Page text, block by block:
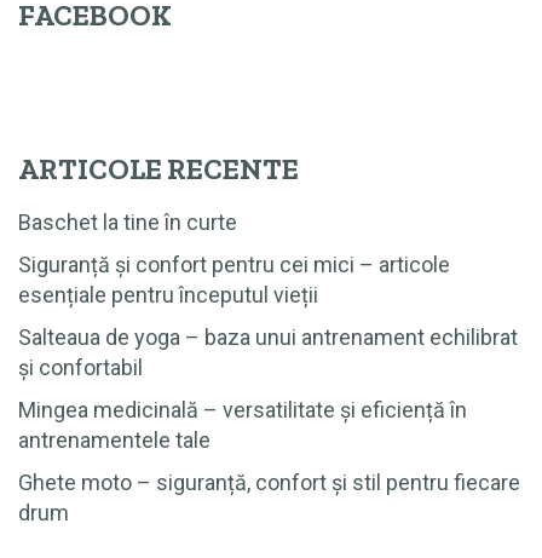
FACEBOOK
ARTICOLE RECENTE
Baschet la tine în curte
Siguranță și confort pentru cei mici – articole
esențiale pentru începutul vieții
Salteaua de yoga – baza unui antrenament echilibrat
și confortabil
Mingea medicinală – versatilitate și eficiență în
antrenamentele tale
Ghete moto – siguranță, confort și stil pentru fiecare
drum